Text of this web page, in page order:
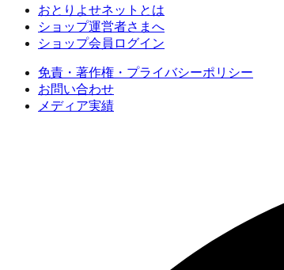
おとりよせネットとは
ショップ運営者さまへ
ショップ会員ログイン
免責・著作権・プライバシーポリシー
お問い合わせ
メディア実績